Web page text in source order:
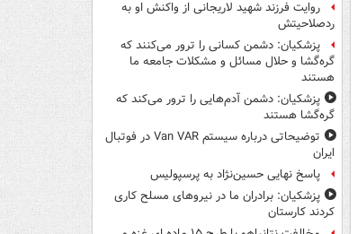
روایت فرزند شهید لاریجانی از واکنش او به
ردصلاحیتش
پزشکیان: دشمن کسانی را ترور می‌کنند که
گره‌گشا و حلال مسائل و مشکلات جامعه ما
هستند
پزشکیان: دشمن آدم‌هایی را ترور می‌کند که
گره‌گشا هستند
توضیحاتی درباره سیستم Van VAR در فوتبال
ایران
پاسخ نهایی حسین‌نژاد به پرسپولیس
پزشکیان: برادران ما در نیروهای مسلح کاری
کردند کارستان